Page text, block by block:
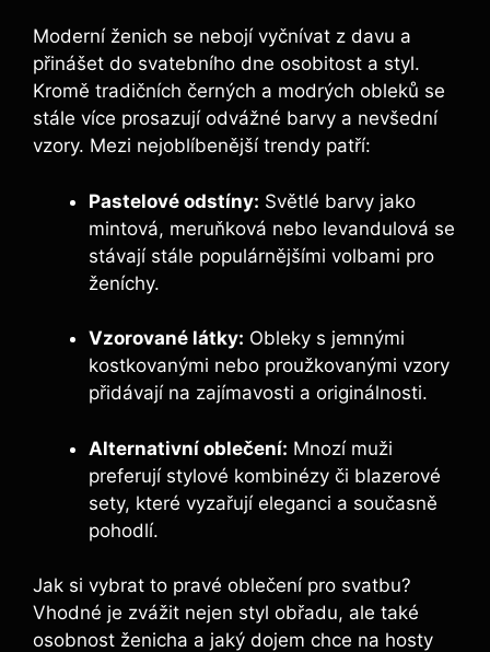
Moderní ženich se nebojí vyčnívat z davu a
přinášet do svatebního dne osobitost a styl.
Kromě tradičních černých a modrých obleků se
stále více prosazují odvážné barvy a nevšední
vzory. Mezi nejoblíbenější trendy patří:
Pastelové odstíny: Světlé barvy jako
mintová, meruňková nebo levandulová se
stávají stále populárnějšími volbami pro
ženíchy.
Vzorované látky: Obleky s jemnými
kostkovanými nebo proužkovanými vzory
přidávají na zajímavosti a originálnosti.
Alternativní oblečení: Mnozí muži
preferují stylové kombinézy či blazerové
sety, které vyzařují eleganci a současně
pohodlí.
Jak si vybrat to pravé oblečení pro svatbu?
Vhodné je zvážit nejen styl obřadu, ale také
osobnost ženicha a jaký dojem chce na hosty